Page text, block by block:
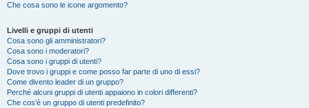
Che cosa sono le icone argomento?
Livelli e gruppi di utenti
Cosa sono gli amministratori?
Cosa sono i moderatori?
Cosa sono i gruppi di utenti?
Dove trovo i gruppi e come posso far parte di uno di essi?
Come divento leader di un gruppo?
Perché alcuni gruppi di utenti appaiono in colori differenti?
Che cos’è un gruppo di utenti predefinito?